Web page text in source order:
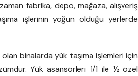
fabrika, depo, mağaza, alışveriş
işlerinin yoğun olduğu yerlerde
binalarda yük taşıma işlemleri için
Yük asansörleri 1/1 ile ½ özel